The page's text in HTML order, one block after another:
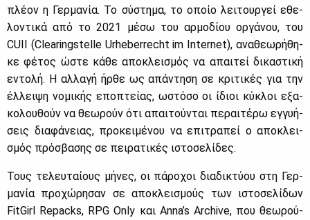
πλέ­ον η Γερ­μα­νία. Το σύ­στη­μα, το οποίο λει­τουρ­γεί εθε­
λο­ντι­κά από το 2021 μέ­σω του αρ­μο­δί­ου ορ­γά­νου, του
CUII (Clearingstelle Urheberrecht im Internet), ανα­θε­ω­ρή­θη­
κε φέ­τος ώστε κά­θε απο­κλει­σμός να απαι­τεί δι­κα­στι­κή
εντο­λή. Η αλ­λα­γή ήρ­θε ως απά­ντη­ση σε κρι­τι­κές για την
έλ­λει­ψη νο­μι­κής επο­πτεί­ας, ωστό­σο οι ίδιοι κύ­κλοι εξα­
κο­λου­θούν να θε­ω­ρούν ότι απαι­τού­νται πε­ραι­τέ­ρω εγ­γυ­ή­
σεις δια­φά­νειας, προ­κει­μέ­νου να επι­τρα­πεί ο απο­κλει­
σμός πρό­σβα­σης σε πει­ρα­τι­κές ιστο­σε­λί­δες.
Τους τε­λευ­ταί­ους μή­νες, οι πά­ρο­χοι δια­δι­κτύ­ου στη Γερ­
μα­νία προ­χώ­ρη­σαν σε απο­κλει­σμούς των ιστο­σε­λί­δων
FitGirl Repacks, RPG Only και Anna’s Archive, που θε­ω­ρού­